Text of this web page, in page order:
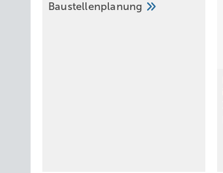
Baustellenplanung